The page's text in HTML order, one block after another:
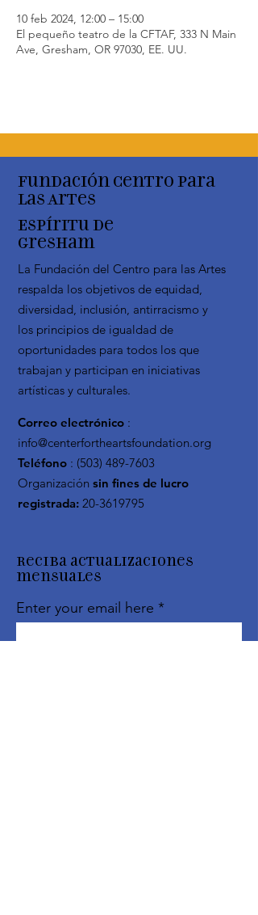
10 feb 2024, 12:00 – 15:00
El pequeño teatro de la CFTAF, 333 N Main
Ave, Gresham, OR 97030, EE. UU.
Fundación Centro para
las Artes
Espíritu de
Gresham
La Fundación del Centro para las Artes
respalda los objetivos de equidad,
diversidad, inclusión, antirracismo y
los principios de igualdad de
oportunidades para todos los que
trabajan y participan en iniciativas
artísticas y culturales.
Correo electrónico :
info@centerfortheartsfoundation.org
Teléfono : (503) 489-7603
Organización sin fines de lucro
registrada: 20-3619795
Reciba actualizaciones
mensuales
Enter your email here